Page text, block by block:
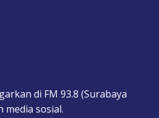
di FM 93.8 (Surabaya
media sosial.